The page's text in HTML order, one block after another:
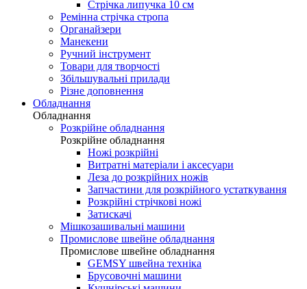
Стрічка липучка 10 см
Ремінна стрічка стропа
Органайзери
Манекени
Ручний інструмент
Товари для творчості
Збільшувальні прилади
Різне доповнення
Обладнання
Обладнання
Розкрійне обладнання
Розкрійне обладнання
Ножі розкрійні
Витратні матеріали і аксесуари
Леза до розкрійних ножів
Запчастини для розкрійного устаткування
Розкрійні стрічкові ножі
Затискачі
Мішкозашивальні машини
Промислове швейне обладнання
Промислове швейне обладнання
GEMSY швейна техніка
Брусовочні машини